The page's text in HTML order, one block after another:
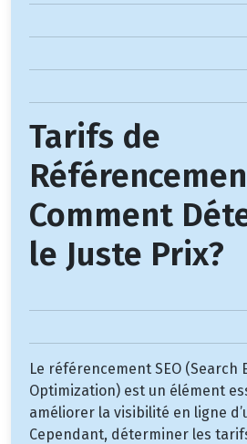
Tarifs de
Comment
le Juste Prix?
Le référencement SEO (Search
Optimization) est un élément
améliorer la visibilité en ligne
Cependant, déterminer les